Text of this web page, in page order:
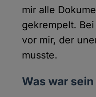
mir alle
gekrempelt.
vor mir, der
musste.
Was war